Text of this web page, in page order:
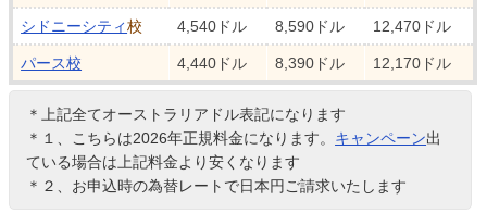
シドニーシティ校 4,540ドル 8,590ドル 12,470ドル
パース校 4,440ドル 8,390ドル 12,170ドル
＊上記全てオーストラリアドル表記になります
＊１、こちらは2026年正規料金になります。 キャンペーン出
ている場合は上記料金より安くなります
＊２、お申込時の為替レートで日本円ご請求いたします